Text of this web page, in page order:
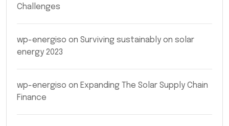
Challenges
wp-energiso on Surviving sustainably on solar
energy 2023
wp-energiso on Expanding The Solar Supply Chain
Finance